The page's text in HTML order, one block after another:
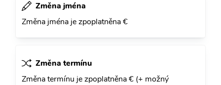
Změna jména
Změna jména je zpoplatněna €
Změna termínu
Změna termínu je zpoplatněna € (+ možný